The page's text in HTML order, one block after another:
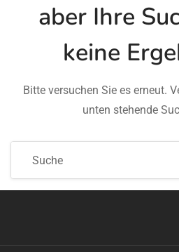
aber Ihre
keine
Bitte versuchen Sie es erneut.
unten stehende